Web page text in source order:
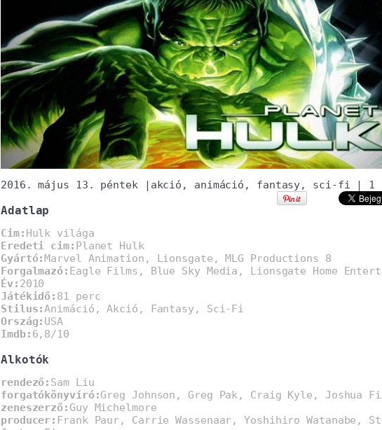
2016. május 13. péntek| akció , animáció , fantasy, sci-fi | 1
Adatlap
Cim: Hulk világa
Eredeti cim: Planet Hulk
Gyártó:Marvel Animation, Lionsgate, MLG Productions 8
Forgalmazó: Eagle Films, Blue Sky Media, Lionsgate Home
Év: 2010
Játékidő: 81 perc
Stilus:Animáció, Akció, Fantasy, Sci-Fi
Ország: USA
Imdb: 6,8/10
Alkotók
rendező: Sam Liu
forgatókönyvíró:Greg Johnson, Greg Pak, Craig Kyle, Joshua
zeneszerző: Guy Michelmore
producer: Frank Paur, Carrie Wassenaar, Yoshihiro Watanabe,